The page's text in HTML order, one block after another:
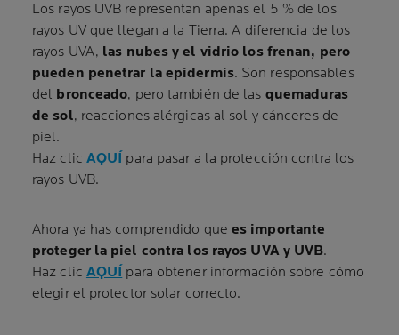
Los rayos UVB representan apenas el 5 % de los
rayos UV que llegan a la Tierra. A diferencia de los
rayos UVA, las nubes y el vidrio los frenan, pero
pueden penetrar la epidermis. Son responsables
del bronceado, pero también de las quemaduras
de sol, reacciones alérgicas al sol y cánceres de
piel.
Haz clic AQUÍ para pasar a la protección contra los
rayos UVB.
Ahora ya has comprendido que es importante
proteger la piel contra los rayos UVA y UVB.
Haz clic AQUÍ para obtener información sobre cómo
elegir el protector solar correcto.